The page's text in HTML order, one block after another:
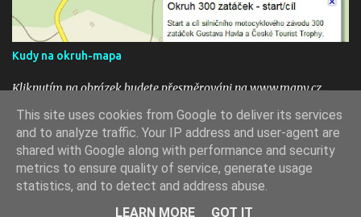
Kudy na okruh-mapa
Kliknutím na obrázek budete přesměrováni na www.mapy.cz,
start okruhu je vyznačen na mapě ikonou. To see the map click the
image.
Používá technologii služby Blogger
This site uses cookies from Google to deliver its services
and to analyze traffic. Your IP address and user-agent are
shared with Google along with performance and security
metrics to ensure quality of service, generate usage
statistics, and to detect and address abuse.
LEARN MORE
GOT IT